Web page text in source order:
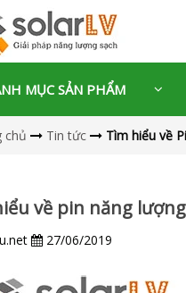
MỤC SẢN PHẨM
chủ Tin tức Tìm hiểu về
về pin năng
27/06/2019